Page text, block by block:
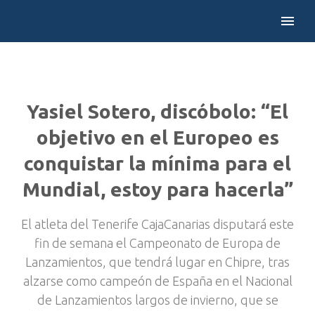
Yasiel Sotero, discóbolo: “El
objetivo en el Europeo es
conquistar la mínima para el
Mundial, estoy para hacerla”
El atleta del Tenerife CajaCanarias disputará este
fin de semana el Campeonato de Europa de
Lanzamientos, que tendrá lugar en Chipre, tras
alzarse como campeón de España en el Nacional
de Lanzamientos largos de invierno, que se